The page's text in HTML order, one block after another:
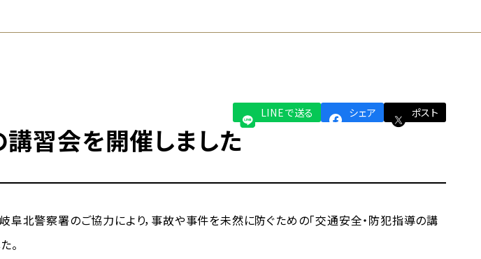
習会を開催しました
LINEで送る シェア ポスト
岐阜北警察署のご協力により，事故や事件を未然に防ぐための「交通安全・防犯指導の講
。